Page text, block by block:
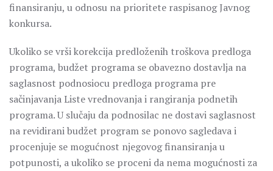
finansiranju, u odnosu na prioritete raspisanog Javnog
konkursa.
Ukoliko se vrši korekcija predloženih troškova predloga
programa, budžet programa se obavezno dostavlja na
saglasnost podnosiocu predloga programa pre
sačinjavanja Liste vrednovanja i rangiranja podnetih
programa. U slučaju da podnosilac ne dostavi saglasnost
na revidirani budžet program se ponovo sagledava i
procenjuje se mogućnost njegovog finansiranja u
potpunosti, a ukoliko se proceni da nema mogućnosti za